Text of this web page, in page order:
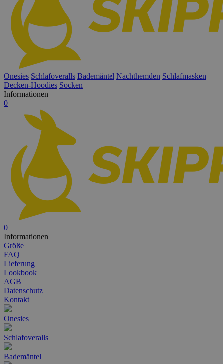
Onesies Schlafoveralls Bademäntel Nachthemden Schlafmasken
Decken-Hoodies Socken
Informationen
0
0
Informationen
Größe
FAQ
Lieferung
Lookbook
AGB
Datenschutz
Kontakt
Onesies
Schlafoveralls
Bademäntel